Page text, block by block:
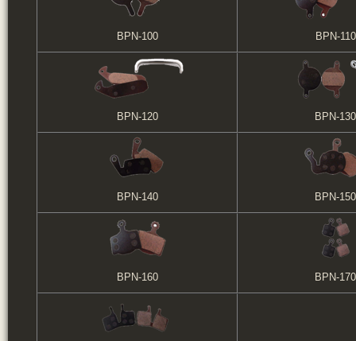
BPN-100 BPN-110
BPN-120 BPN-130
BPN-140 BPN-150
BPN-160 BPN-170